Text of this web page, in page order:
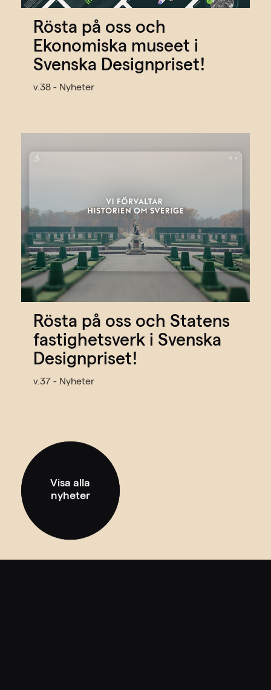
Rösta på oss och
Ekonomiska museet i
Svenska Designpriset!
v.38 - Nyheter
Rösta på oss och Statens
fastighetsverk i Svenska
Designpriset!
v.37 - Nyheter
Visa alla
nyheter